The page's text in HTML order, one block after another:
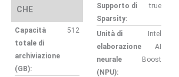
CHE
Capacità
totale di
archiviazione
(GB):
512
Supporto di
Sparsity:
true
Unità di
elaborazione
neurale
(NPU):
Intel
AI
Boost